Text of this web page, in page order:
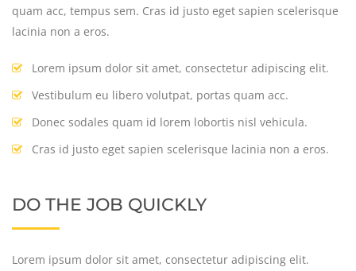
quam acc, tempus sem. Cras id justo eget sapien scelerisque
lacinia non a eros.
Lorem ipsum dolor sit amet, consectetur adipiscing elit.
Vestibulum eu libero volutpat, portas quam acc.
Donec sodales quam id lorem lobortis nisl vehicula.
Cras id justo eget sapien scelerisque lacinia non a eros.
DO THE JOB QUICKLY
Lorem ipsum dolor sit amet, consectetur adipiscing elit.